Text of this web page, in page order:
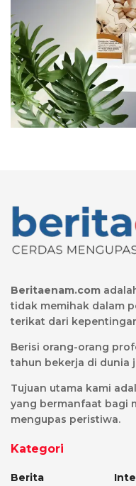
Beritaenam.com
tidak memihak dalam
terikat dari
Berisi orang-orang
tahun bekerja di dunia
Tujuan utama kami
yang bermanfaat bagi
mengupas peristiwa.
Kategori
Berita